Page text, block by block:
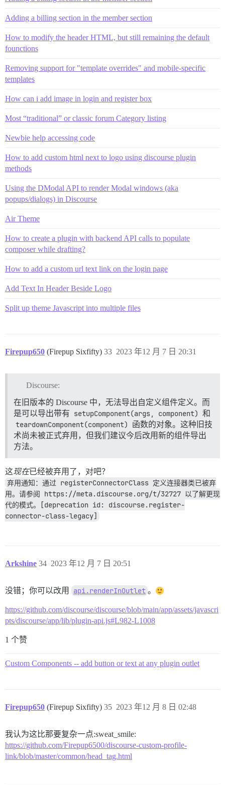
Adding a billing section in the member section
How to modify the header HTML, but still remaining the default
founctions
Removing support for "template overrides" and mobile-specific
templates
How can i add image in login and register box
Most “traditional” or classic forum Category listing
Newbie help accessing code
How to add custom html next to logo using discourse plugin
methods
Using the DModal API to render Modal windows (aka
popups/dialogs) in Discourse
Air Theme
How to create a plugin with backend API calls to populate
composer while drafting?
How to add a custom url text link on the login page
Add Text In Header Beside Logo
Split up theme Javascript into multiple files
Firepup650 (Firepup Sixfifty) 2023 年12 月 7 日 20:31
33
Discourse:
在旧版本的 Discourse 中，无法导出自定义组件定义。而
是可以导出带有 setupComponent(args, component) 和
teardownComponent(component)
函数的对象。这种旧技
术尚未被正式弃用，但我们建议今后改用新的组件导出
方法。
这现在已经被弃用了，对吧？
弃用通知：通过 registerConnectorClass 定义连接器类已被弃
用。请参阅 https://meta.discourse.org/t/32727 以了解更现
代的模式。[deprecation id: discourse.register-
connector-class-legacy]
Arkshine 2023 年12 月 7 日 20:51
34
没错；你可以改用 api.renderInOutlet 。
https://github.com/discourse/discourse/blob/main/app/assets/javascri
pts/discourse/app/lib/plugin-api.js#L982-L1008
1 个赞
Custom Components -- add button or text at any plugin outlet
Firepup650 (Firepup Sixfifty) 2023 年12 月 8 日 02:48
35
我认为这比那要复杂一点:sweat_smile:
https://github.com/Firepup6500/discourse-custom-profile-
link/blob/master/common/head_tag.html